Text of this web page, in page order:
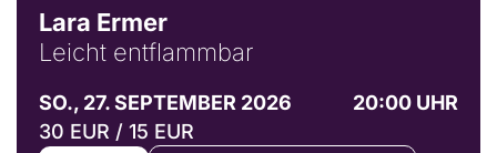
Lara Ermer
Leicht entflammbar
SO., 27. SEPTEMBER 2026
20:00 UHR
30 EUR / 15 EUR